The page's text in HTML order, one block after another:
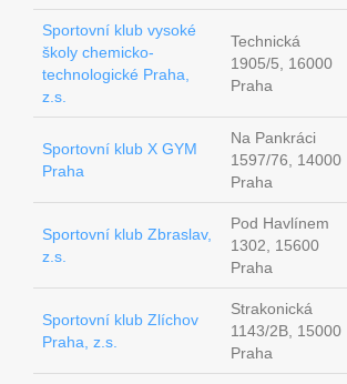
Sportovní klub vysoké
školy chemicko-
technologické Praha,
z.s.
Technická
1905/5, 16000
Praha
Sportovní klub X GYM
Praha
Na Pankráci
1597/76, 14000
Praha
Sportovní klub Zbraslav,
z.s.
Pod Havlínem
1302, 15600
Praha
Sportovní klub Zlíchov
Praha, z.s.
Strakonická
1143/2B, 15000
Praha